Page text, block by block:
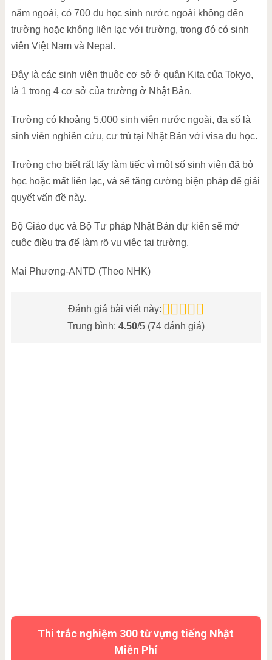
năm ngoái, có 700 du học sinh nước ngoài không đến
trường hoặc không liên lạc với trường, trong đó có sinh
viên Việt Nam và Nepal.
Đây là các sinh viên thuộc cơ sở ở quận Kita của Tokyo,
là 1 trong 4 cơ sở của trường ở Nhật Bản.
Trường có khoảng 5.000 sinh viên nước ngoài, đa số là
sinh viên nghiên cứu, cư trú tại Nhật Bản với visa du học.
Trường cho biết rất lấy làm tiếc vì một số sinh viên đã bỏ
học hoặc mất liên lạc, và sẽ tăng cường biện pháp để giải
quyết vấn đề này.
Bộ Giáo dục và Bộ Tư pháp Nhật Bản dự kiến sẽ mở
cuộc điều tra để làm rõ vụ việc tại trường.
Mai Phương-ANTD (Theo NHK)
Đánh giá bài viết này:
Trung bình: 4.50/5 (74đánh giá)
Thi trắc nghiệm 300 từ vựng tiếng Nhật
Miễn Phí